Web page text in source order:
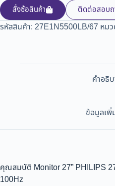
สั่งซ้อสินค้า
ติดต่อสอบถ
รหัสสินค้า: 27E1N5500LB/67 หม
คำอธิ
ข้อมูลเพิ่
คุณสมบัติ Monitor 27” PHILIPS
100Hz